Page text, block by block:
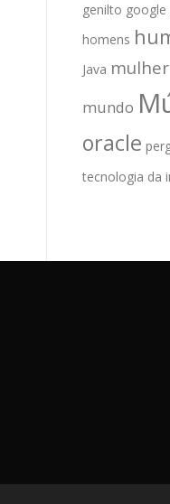
genilto google
homens
Java mulher
mundo
oracle
tecnologia da